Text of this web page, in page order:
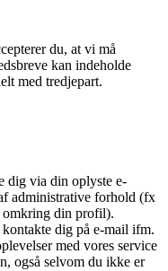
du, at vi må
kan indeholde
med tredjepart.
dig via din oplyste e-
administrative forhold (fx
omkring din profil).
dig på e-mail ifm.
med vores service
også selvom du ikke er